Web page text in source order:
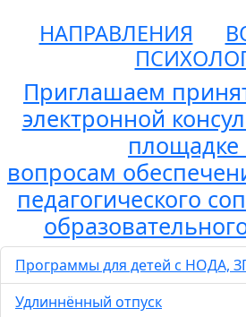
НАПРАВЛЕНИЯ
Приглашаем
электронной
площадке
вопросам
педагогического
Программы для детей с НОДА,
Удлиннённый отпуск